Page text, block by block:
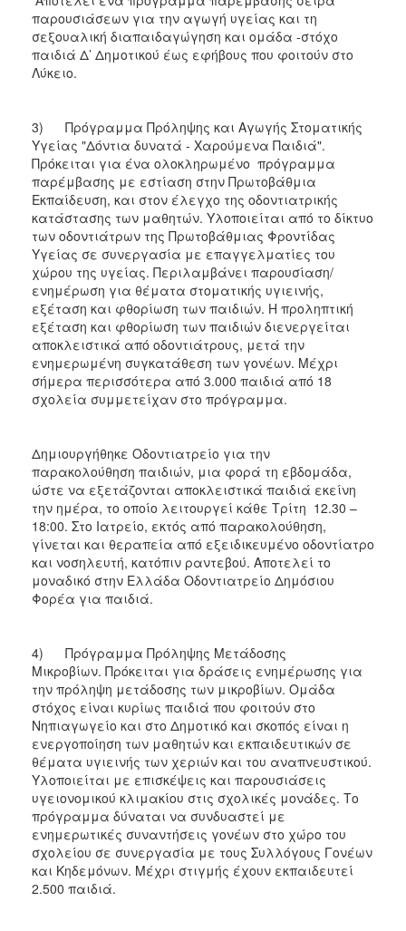
παρουσιάσεων για την αγωγή υγείας και τη
σεξουαλική διαπαιδαγώγηση και ομάδα -στόχο
παιδιά Δ’ Δημοτικού έως εφήβους που φοιτούν στο
Λύκειο.
3) Πρόγραμμα Πρόληψης και Αγωγής Στοματικής
Υγείας "Δόντια δυνατά - Χαρούμενα Παιδιά".
Πρόκειται για ένα ολοκληρωμένο πρόγραμμα
παρέμβασης με εστίαση στην Πρωτοβάθμια
Εκπαίδευση, και στον έλεγχο της οδοντιατρικής
κατάστασης των μαθητών. Υλοποιείται από το δίκτυο
των οδοντιάτρων της Πρωτοβάθμιας Φροντίδας
Υγείας σε συνεργασία με επαγγελματίες του
χώρου της υγείας. Περιλαμβάνει παρουσίαση/
ενημέρωση για θέματα στοματικής υγιεινής,
εξέταση και φθορίωση των παιδιών. Η προληπτική
εξέταση και φθορίωση των παιδιών διενεργείται
αποκλειστικά από οδοντιάτρους, μετά την
ενημερωμένη συγκατάθεση των γονέων. Μέχρι
σήμερα περισσότερα από 3.000 παιδιά από 18
σχολεία συμμετείχαν στο πρόγραμμα.
Δημιουργήθηκε Οδοντιατρείο για την
παρακολούθηση παιδιών, μια φορά τη εβδομάδα,
ώστε να εξετάζονται αποκλειστικά παιδιά εκείνη
την ημέρα, το οποίο λειτουργεί κάθε Τρίτη 12.30 –
18:00. Στο Ιατρείο, εκτός από παρακολούθηση,
γίνεται και θεραπεία από εξειδικευμένο οδοντίατρο
και νοσηλευτή, κατόπιν ραντεβού. Αποτελεί το
μοναδικό στην Ελλάδα Οδοντιατρείο Δημόσιου
Φορέα για παιδιά.
4) Πρόγραμμα Πρόληψης Μετάδοσης
Μικροβίων. Πρόκειται για δράσεις ενημέρωσης για
την πρόληψη μετάδοσης των μικροβίων. Ομάδα
στόχος είναι κυρίως παιδιά που φοιτούν στο
Νηπιαγωγείο και στο Δημοτικό και σκοπός είναι η
ενεργοποίηση των μαθητών και εκπαιδευτικών σε
θέματα υγιεινής των χεριών και του αναπνευστικού.
Υλοποιείται με επισκέψεις και παρουσιάσεις
υγειονομικού κλιμακίου στις σχολικές μονάδες. Το
πρόγραμμα δύναται να συνδυαστεί με
ενημερωτικές συναντήσεις γονέων στο χώρο του
σχολείου σε συνεργασία με τους Συλλόγους Γονέων
και Κηδεμόνων. Μέχρι στιγμής έχουν εκπαιδευτεί
2.500 παιδιά.